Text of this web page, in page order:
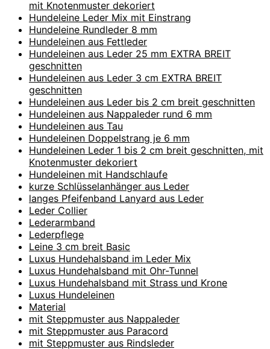
mit Knotenmuster dekoriert
Hundeleine Leder Mix mit Einstrang
Hundeleine Rundleder 8 mm
Hundeleinen aus Fettleder
Hundeleinen aus Leder 25 mm EXTRA BREIT
geschnitten
Hundeleinen aus Leder 3 cm EXTRA BREIT
geschnitten
Hundeleinen aus Leder bis 2 cm breit geschnitten
Hundeleinen aus Nappaleder rund 6 mm
Hundeleinen aus Tau
Hundeleinen Doppelstrang je 6 mm
Hundeleinen Leder 1 bis 2 cm breit geschnitten, mit
Knotenmuster dekoriert
Hundeleinen mit Handschlaufe
kurze Schlüsselanhänger aus Leder
langes Pfeifenband Lanyard aus Leder
Leder Collier
Lederarmband
Lederpflege
Leine 3 cm breit Basic
Luxus Hundehalsband im Leder Mix
Luxus Hundehalsband mit Ohr-Tunnel
Luxus Hundehalsband mit Strass und Krone
Luxus Hundeleinen
Material
mit Steppmuster aus Nappaleder
mit Steppmuster aus Paracord
mit Steppmuster aus Rindsleder